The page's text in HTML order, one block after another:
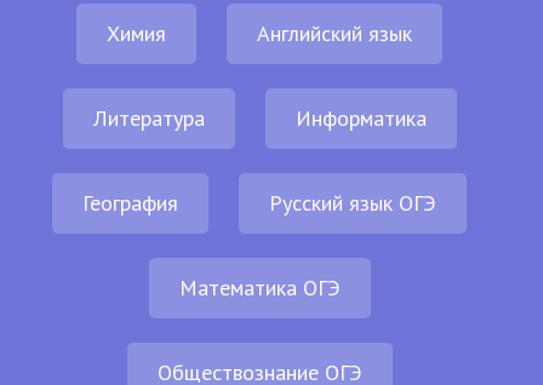
Химия Английский язык
Литература Информатика
География Русский язык ОГЭ
Математика ОГЭ
Обществознание ОГЭ